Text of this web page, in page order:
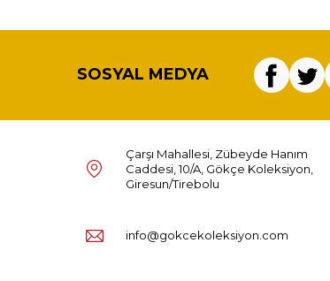
SOSYAL MEDYA
Çarşı Mahallesi, Zübeyde Hanım
Caddesi, 10/A, Gökçe Koleksiyon,
Giresun/Tirebolu
info@gokcekoleksiyon.com